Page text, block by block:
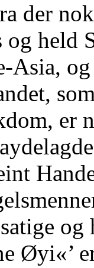
der
held
Asia,
er
og
Øyi«’